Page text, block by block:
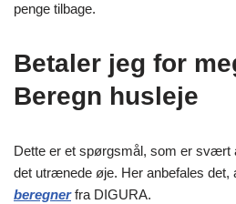
penge tilbage.
Betaler jeg for
Beregn husleje
Dette er et spørgsmål, som er svært
det utrænede øje. Her anbefales det,
beregnerfra DIGURA.